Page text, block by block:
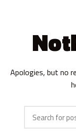
Apologies, but no